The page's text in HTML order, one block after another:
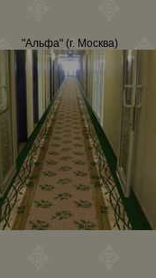
"Альфа" (г. Москва)